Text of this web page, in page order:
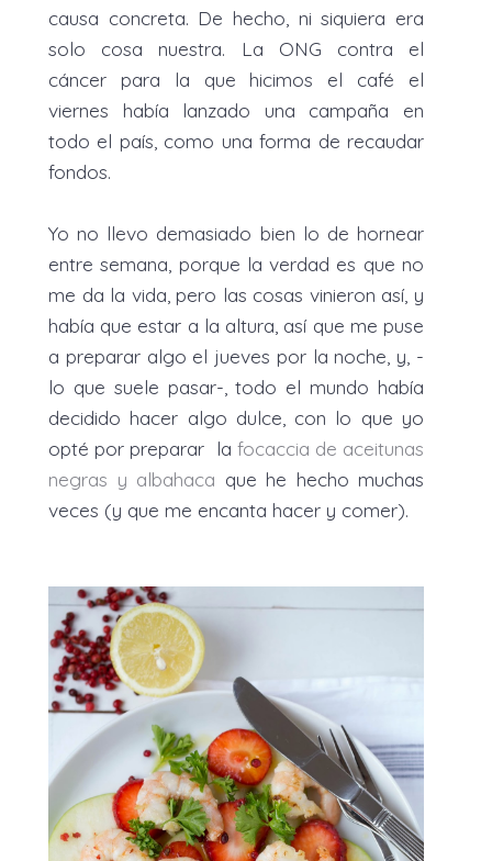
causa concreta. De hecho, ni siquiera era
solo cosa nuestra. La ONG contra el
cáncer para la que hicimos el café el
viernes había lanzado una campaña en
todo el país, como una forma de recaudar
fondos.
Yo no llevo demasiado bien lo de hornear
entre semana, porque la verdad es que no
me da la vida, pero las cosas vinieron así, y
había que estar a la altura, así que me puse
a preparar algo el jueves por la noche, y, -
lo que suele pasar-, todo el mundo había
decidido hacer algo dulce, con lo que yo
opté por preparar la focaccia de aceitunas
negras y albahaca que he hecho muchas
veces (y que me encanta hacer y comer).